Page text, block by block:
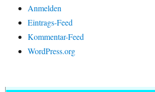
Anmelden
Eintrags-Feed
Kommentar-Feed
WordPress.org